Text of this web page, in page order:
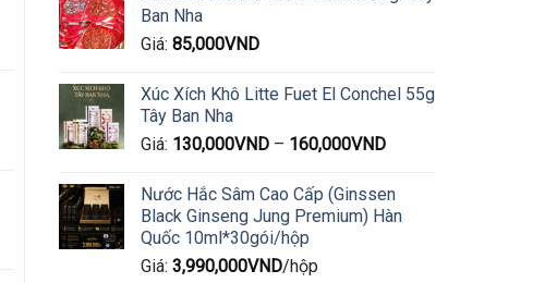
Ban Nha
Giá: 85,000VND
Xúc Xích Khô Litte Fuet El Conchel 55g
Tây Ban Nha
Giá: 130,000VND– 160,000VND
Nước Hắc Sâm Cao Cấp (Ginssen
Black Ginseng Jung Premium) Hàn
Quốc 10ml*30gói/hộp
Giá: 3,990,000VND/hộp